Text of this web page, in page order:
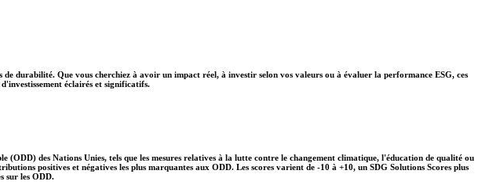
durabilité. Que vous cherchiez à avoir un impact réel, à investir selon vos valeurs ou à évaluer la performance ESG, ces
éclairés et significatifs.
(ODD) des Nations Unies, tels que les mesures relatives à la lutte contre le changement climatique, l'éducation de qualité ou
positives et négatives les plus marquantes aux ODD. Les scores varient de -10 à +10, un SDG Solutions Scores plus
sur les ODD.